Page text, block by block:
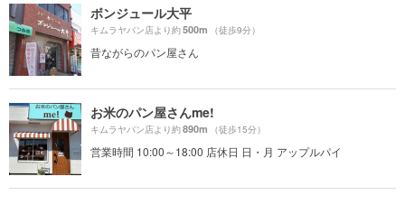
ボンジュール大平
キムラヤパン店より約500m （徒歩9分）
昔ながらのパン屋さん
お米のパン屋さんme!
キムラヤパン店より約890m （徒歩15分）
営業時間 10:00～18:00 店休日 日・月 アップルパイ